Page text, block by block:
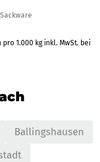
1.000 kg inkl. MwSt. bei
Ballingshausen